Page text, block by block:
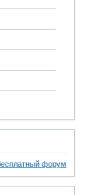
форум